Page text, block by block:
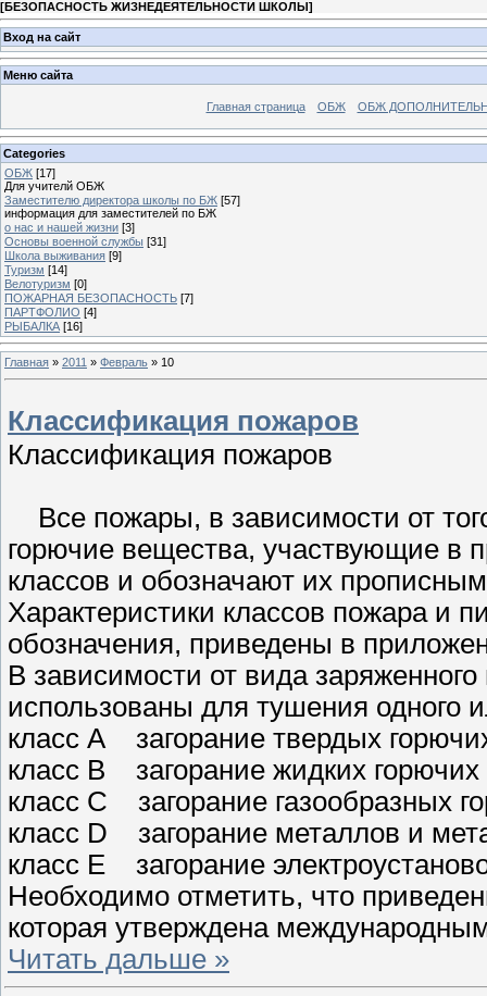
[БЕЗОПАСНОСТЬ ЖИЗНЕДЕЯТЕЛЬНОСТИ ШКОЛЫ]
Вход на сайт
Меню сайта
Главная страница ОБЖ ОБЖ
Categories
ОБЖ [17]
Для учителй ОБЖ
Заместителю директора школы по БЖ [57]
информация для заместителей по БЖ
о нас и нашей жизни [3]
Основы военной службы [31]
Школа выживания [9]
Туризм [14]
Велотуризм [0]
ПОЖАРНАЯ БЕЗОПАСНОСТЬ [7]
ПАРТФОЛИО [4]
РЫБАЛКА [16]
Главная » 2011 » Февраль » 10
Классификация пожаров
Классификация пожаров
Все пожары, в зависимости от
горючие вещества, участвующие в
классов и обозначают их
Характеристики классов пожара и
обозначения, приведены в
В зависимости от вида
использованы для тушения одного
класс А загорание твердых
класс В загорание жидких
класс С загорание газообразных
класс D загорание металлов и
класс Е загорание
Необходимо отметить, что
которая утверждена
Читать дальше »